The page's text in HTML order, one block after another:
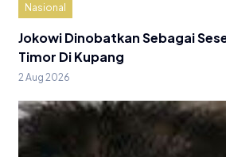
Nasional
Jokowi Dinobatkan Sebagai
Timor Di Kupang
2 Aug 2026